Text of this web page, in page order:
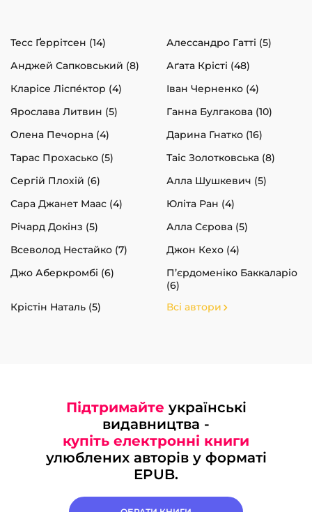
Тесс Ґеррітсен (14)
Алессандро Гатті (5)
Анджей Сапковський (8)
Аґата Крісті (48)
Кларісе Ліспéктор (4)
Іван Черненко (4)
Ярослава Литвин (5)
Ганна Булгакова (10)
Олена Печорна (4)
Дарина Гнатко (16)
Тарас Прохасько (5)
Таіс Золотковська (8)
Сергій Плохій (6)
Алла Шушкевич (5)
Сара Джанет Маас (4)
Юліта Ран (4)
Річард Докінз (5)
Алла Сєрова (5)
Всеволод Нестайко (7)
Джон Кехо (4)
Джо Аберкромбі (6)
П’єрдоменіко Баккаларіо
(6)
Крістін Наталь (5)
Всі автори
Підтримайте українські
видавництва -
купіть електронні книги
улюблених авторів у форматі
EPUB.